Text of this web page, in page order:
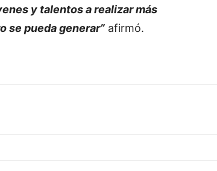
y talentos a realizar más
se pueda generar” afirmó.